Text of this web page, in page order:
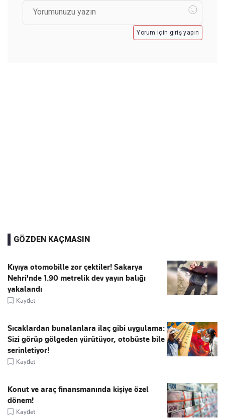
Yorum için giriş yapın
GÖZDEN KAÇMASIN
Kıyıya otomobille zor çektiler! Sakarya
Nehri'nde 1.90 metrelik dev yayın balığı
yakalandı
Kaydet
Sıcaklardan bunalanlara ilaç gibi uygulama:
Sizi görüp gölgeden yürütüyor, otobüste bile
serinletiyor!
Kaydet
Konut ve araç finansmanında kişiye özel
dönem!
Kaydet